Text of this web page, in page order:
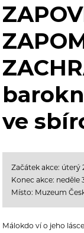
ve
Začátek akce: úterý
Konec akce: neděle
Místo: Muzeum
Málokdo ví o jeho